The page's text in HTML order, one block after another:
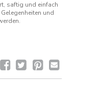
saftig und einfach
und
Rezept
per
Pinterest
Twitter
Facebook